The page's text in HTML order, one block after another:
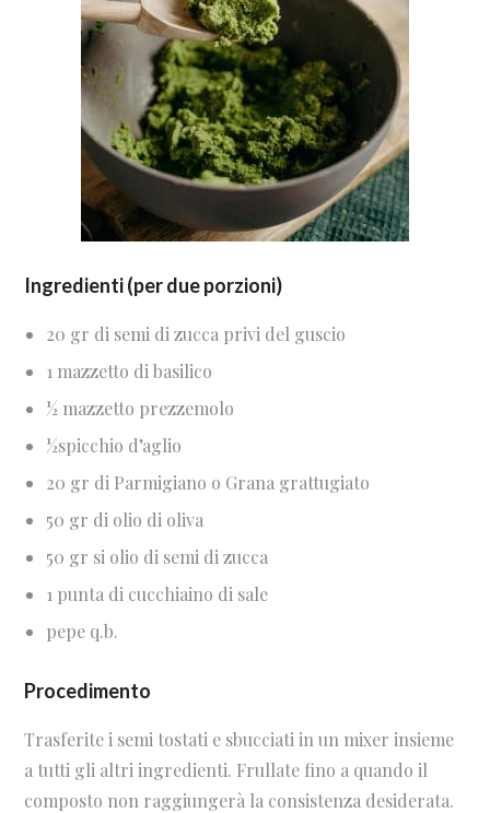
Ingredienti (per due porzioni)
20 gr di semi di zucca privi del guscio
1 mazzetto di basilico
½ mazzetto prezzemolo
½spicchio d’aglio
20 gr di Parmigiano o Grana grattugiato
50 gr di olio di oliva
50 gr si olio di semi di zucca
1 punta di cucchiaino di sale
pepe q.b.
Procedimento
Trasferite i semi tostati e sbucciati in un mixer insieme
a tutti gli altri ingredienti. Frullate fino a quando il
composto non raggiungerà la consistenza desiderata.